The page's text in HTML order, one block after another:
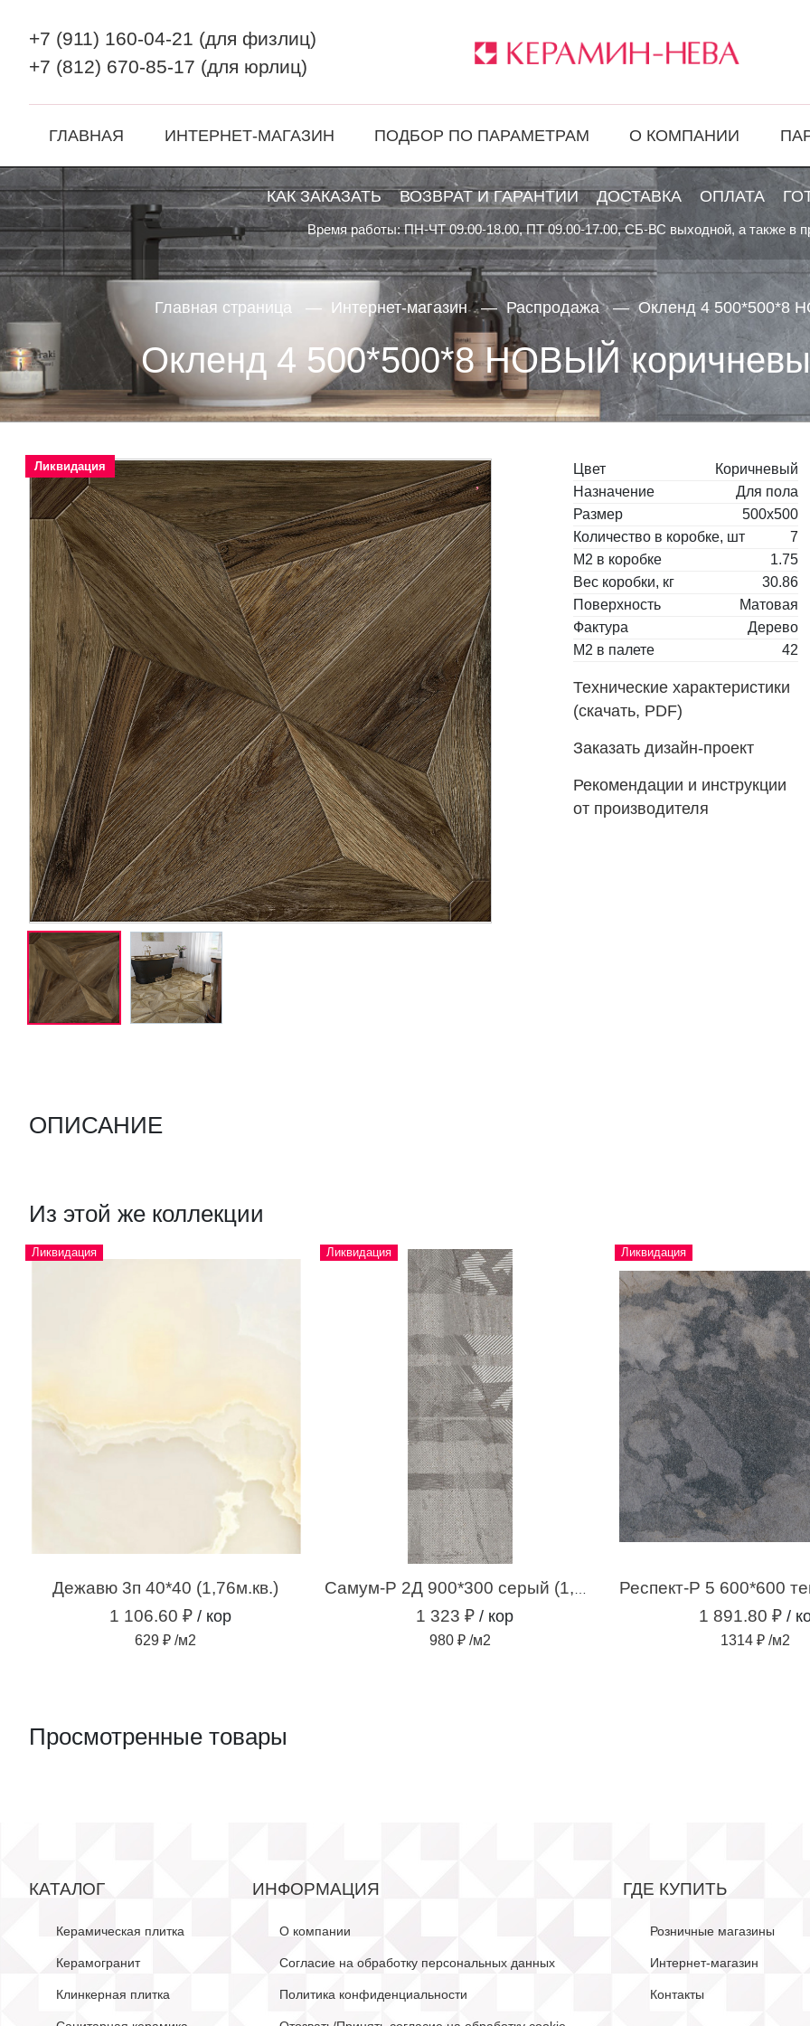
+7 (911) 160-04-21 (для физлиц)
+7 (812) 670-85-17 (для юрлиц)
ГЛАВНАЯ ИНТЕРНЕТ-МАГАЗИН ПОДБОР ПО ПАРАМЕТРАМ О КОМПАНИИ
КАК ЗАКАЗАТЬ ВОЗВРАТ И ГАРАНТИИ ДОСТАВКА ОПЛАТА
Время работы: ПН-ЧТ 09.00-18.00, ПТ 09.00-17.00, СБ-ВС выходной, а также в
Главная страница Интернет-магазин Распродажа Окленд 4 500*500*8
Окленд 4 500*500*8 НОВЫЙ
Ликвидация Цвет
Коричневый
Назначение
Для пола
Размер
500x500
Количество в коробке, шт
7
М2 в коробке
1.75
Вес коробки, кг
30.86
Поверхность
Матовая
Фактура
Дерево
М2 в палете
42
Технические характеристики
(скачать, PDF)
Заказать дизайн-проект
Рекомендации и инструкции
от производителя
ОПИСАНИЕ
Из этой же коллекции
Ликвидация
Дежавю 3п 40*40 (1,76м.кв.)
1 106.60 ₽ / кор
629 ₽ /м2
Ликвидация
1 323 ₽ / кор
980 ₽ /м2
Ликвидация
1 891.80 ₽ /
1314 ₽ /м2
Просмотренные товары
КАТАЛОГ
Керамическая плитка
Керамогранит
Клинкерная плитка
ИНФОРМАЦИЯ
О компании
Согласие на обработку персональных данных
Политика конфиденциальности
ГДЕ КУПИТЬ
Розничные магазины
Интернет-магазин
Контакты